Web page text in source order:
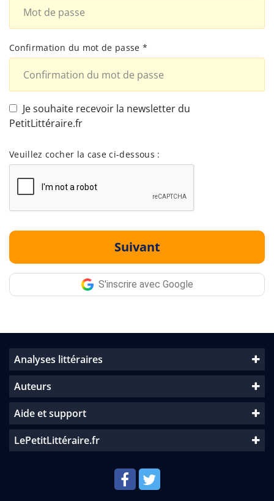
Confirmation du mot de passe *
Je souhaite recevoir la newsletter du
PetitLittéraire.fr
Veuillez cocher la case ci-dessous :
Suivant
S'inscrire avec Google
Analyses littéraires
Auteurs
Aide et support
LePetitLittéraire.fr